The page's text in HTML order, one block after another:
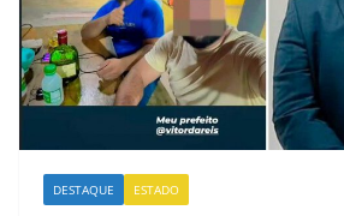
DESTAQUE ESTADO